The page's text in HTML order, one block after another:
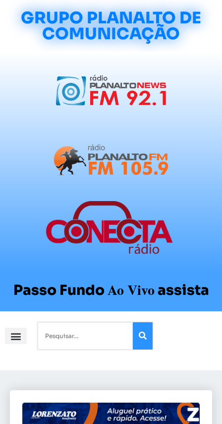
GRUPO PLANALTO DE
COMUNICAÇÃO
Passo FundoAo Vivoassista